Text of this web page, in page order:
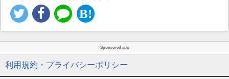
Sponsored ads
利用規約・プライバシーポリシー